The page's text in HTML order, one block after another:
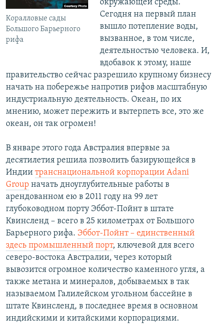
Коралловые сады
Большого Барьерного
рифа
окружающей среды.
Сегодня на первый план
вышло потепление воды,
вызванное, в том числе,
деятельностью человека. И,
вдобавок к этому, наше
правительство сейчас разрешило крупному бизнесу
начать на побережье напротив рифов масштабную
индустриальную деятельность. Океан, по их
мнению, может пережить и вытерпеть все, это же
океан, он так огромен!
В январе этого года Австралия впервые за
десятилетия решила позволить базирующейся в
Индии транснациональной корпорации Adani
Group начать дноуглубительные работы в
арендованном ею в 2011 году на 99 лет
глубоководном порту Эббот-Пойнт в штате
Квинсленд – всего в 25 километрах от Большого
Барьерного рифа. Эббот-Пойнт – единственный
здесь промышленный порт, ключевой для всего
северо-востока Австралии, через который
вывозится огромное количество каменного угля, а
также метана и минералов, добываемых в так
называемом Галилейском угольном бассейне в
штате Квинсленд, в последнее время в основном
индийскими и китайскими корпорациями.